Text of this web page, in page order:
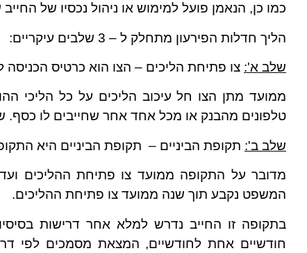
כמו כן, הנאמן פועל למימוש או ניהול נכסיו של
הליך חדלות הפירעון מתחלק ל – 3 שלבים עיקריים:
שלב א': צו פתיחת הליכים – הצו הוא כרטיס הכניסה
ממועד מתן הצו חל עיכוב הליכים על כל הליכי
טלפונים מהבנק או מכל אחד אחר שחייבים לו כסף.
שלב ב': תקופת הביניים – תקופת הביניים היא
מדובר על התקופה ממועד צו פתיחת ההליכים ועד
המשפט נקבע תוך שנה ממועד צו פתיחת ההליכים.
בתקופה זו החייב נדרש למלא אחר דרישות
חודשיים אחת לחודשיים, המצאת מסמכים לפי